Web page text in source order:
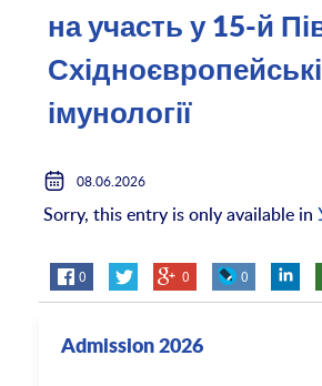
на участь у 15-й
імунології
08.06.2026
Sorry, this entry is only available in
0 0 0
Admission 2026